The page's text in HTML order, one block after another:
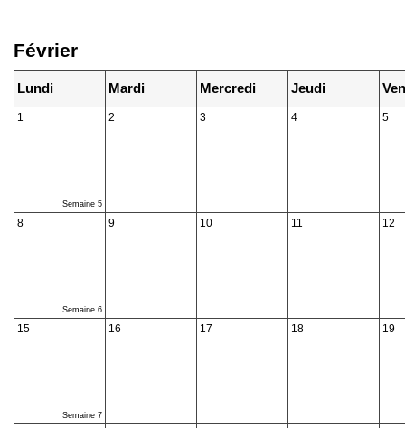
Février
Lundi Mardi Mercredi Jeudi
1
Semaine 5
2 3 4 5
8
Semaine 6
9 10 11 12
15
Semaine 7
16 17 18 19